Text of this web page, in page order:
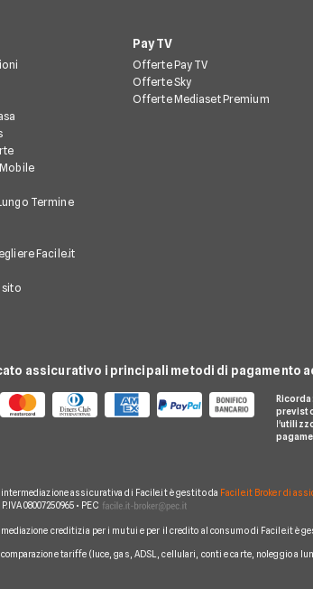
Termine
Facile.it
sito
Pay TV
Offerte Pay TV
Offerte Sky
Offerte Mediaset Premium
assicurativo i principali metodi di pagamento
Ricorda:
l'
intermediazione assicurativa di Facile.it è gestito da Facile.it Broker di
P.IVA 08007250965 • PEC
creditizia per i mutui e per il credito al consumo di Facile.it è
tariffe (luce, gas, ADSL, cellulari, conti e carte, noleggio a